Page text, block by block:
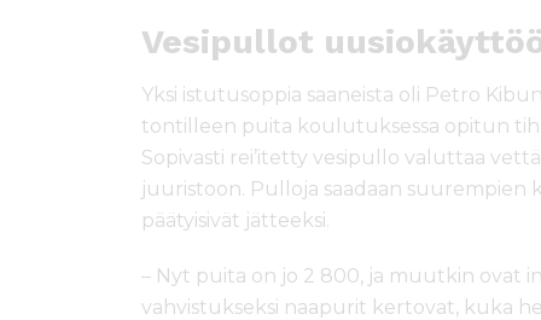
Vesipullot
Yksi istutusoppia saaneista oli Petro
tontilleen puita koulutuksessa opitun
Sopivasti rei’itetty vesipullo valuttaa
juuristoon. Pulloja saadaan suurempien
päätyisivät jätteeksi.
– Nyt puita on jo 2 800, ja muutkin ovat
vahvistukseksi naapurit kertovat, kuka